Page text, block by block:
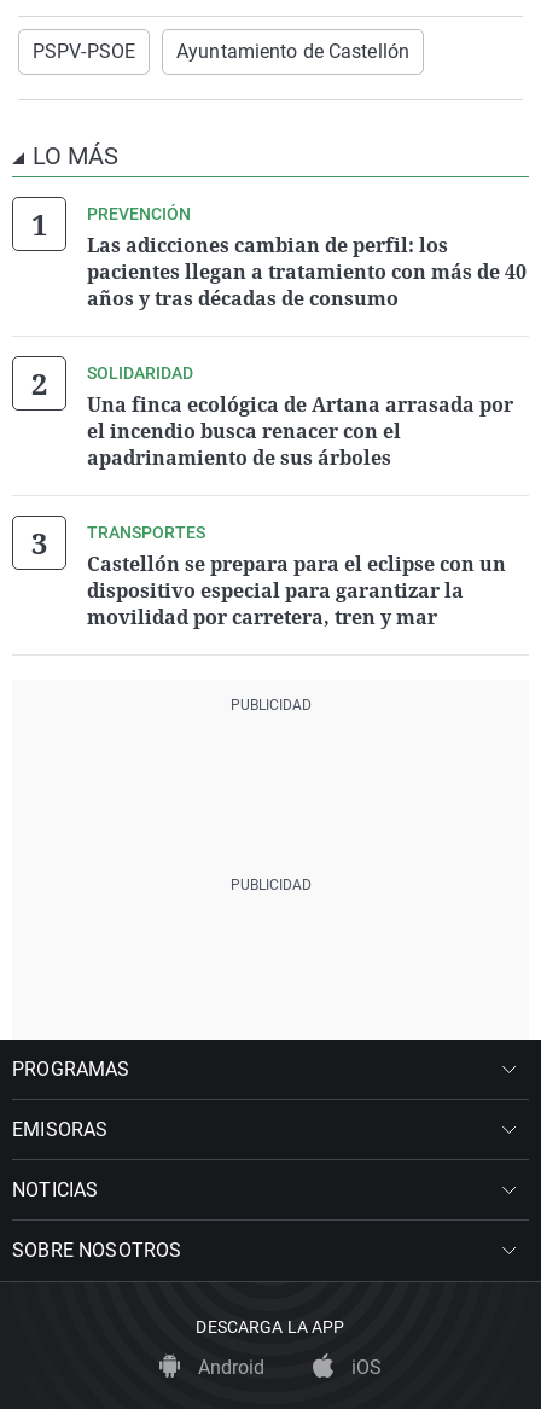
PSPV-PSOE Ayuntamiento de Castellón
LO MÁS
PREVENCIÓN
Las adicciones cambian de perfil: los
pacientes llegan a tratamiento con más de 40
años y tras décadas de consumo
SOLIDARIDAD
Una finca ecológica de Artana arrasada por
el incendio busca renacer con el
apadrinamiento de sus árboles
TRANSPORTES
Castellón se prepara para el eclipse con un
dispositivo especial para garantizar la
movilidad por carretera, tren y mar
PROGRAMAS
EMISORAS
NOTICIAS
SOBRE NOSOTROS
DESCARGA LA APP
Android iOS